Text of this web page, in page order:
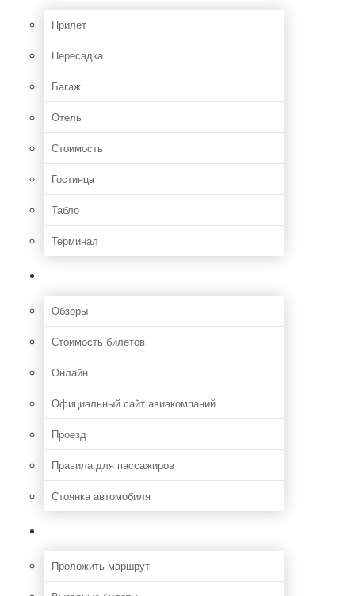
Прилет
Пересадка
Багаж
Отель
Стоимость
Гостинца
Табло
Терминал
Обзоры
Стоимость билетов
Онлайн
Официальный сайт авиакомпаний
Проезд
Правила для пассажиров
Стоянка автомобиля
Проложить маршрут